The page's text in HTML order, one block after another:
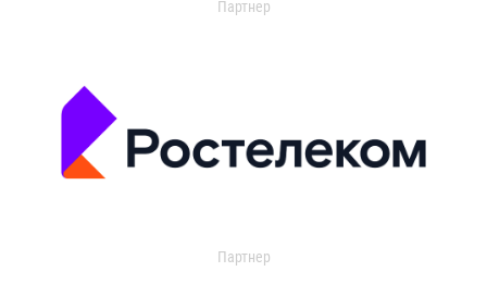
Партнер
Партнер